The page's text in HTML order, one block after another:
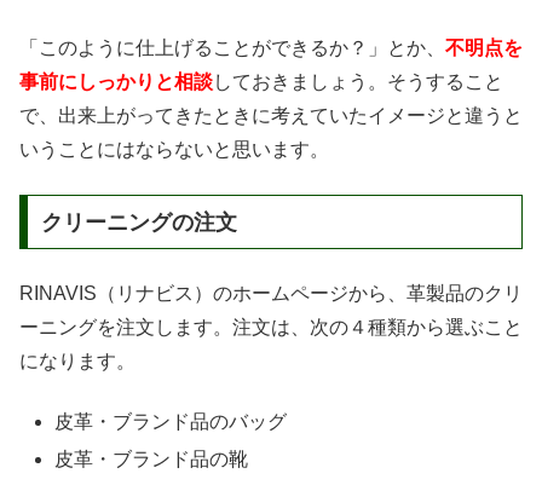
「このように仕上げることができるか？」とか、 不明点を
事前にしっかりと相談しておきましょう。そうすること
で、出来上がってきたときに考えていたイメージと違うと
いうことにはならないと思います。
クリーニングの注文
RINAVIS（リナビス）のホームページから、革製品のクリ
ーニングを注文します。注文は、次の４種類から選ぶこと
になります。
皮革・ブランド品のバッグ
皮革・ブランド品の靴